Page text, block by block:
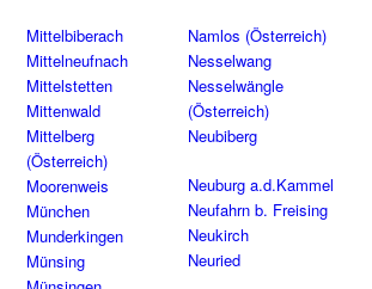
Mittelbiberach
Mittelneufnach
Mittelstetten
Mittenwald
Mittelberg
(Österreich)
Moorenweis
München
Munderkingen
Münsing
Namlos (Österreich)
Nesselwang
Nesselwängle
(Österreich)
Neubiberg
Neuburg a.d.Kammel
Neufahrn b. Freising
Neukirch
Neuried